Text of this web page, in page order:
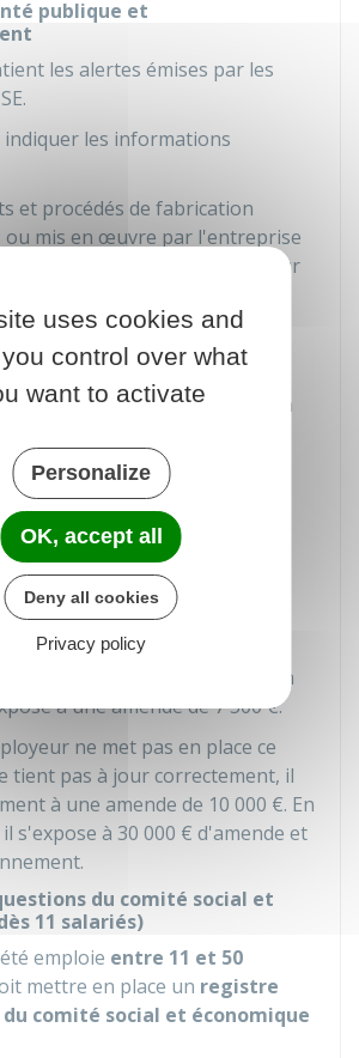
publique et
les alertes émises par les
.
les informations
et procédés de fabrication
ou mis en œuvre par l'entreprise
peuvent présenter un risque pour
possibles sur la santé
ou l'environnement
information utile à l'appréciation
donnée lorsque le lanceur
les produits ou procédés de
ou mis en œuvre dans la
il travaille font peser un
la santé publique ou
met pas ce registre à disposition
à une amende de7 500 €.
ne met pas en place ce
tient pas à jour correctement, il
à une amende de 10 000 €. En
s'expose à 30 000 € d'amende et
du comité social et
11 salariés)
emploie entre 11 et 50
mettre en place un registre
comité social et économique
uses cookies and
control over what
want to activate
Personalize
OK, accept all
Deny all cookies
Privacy policy